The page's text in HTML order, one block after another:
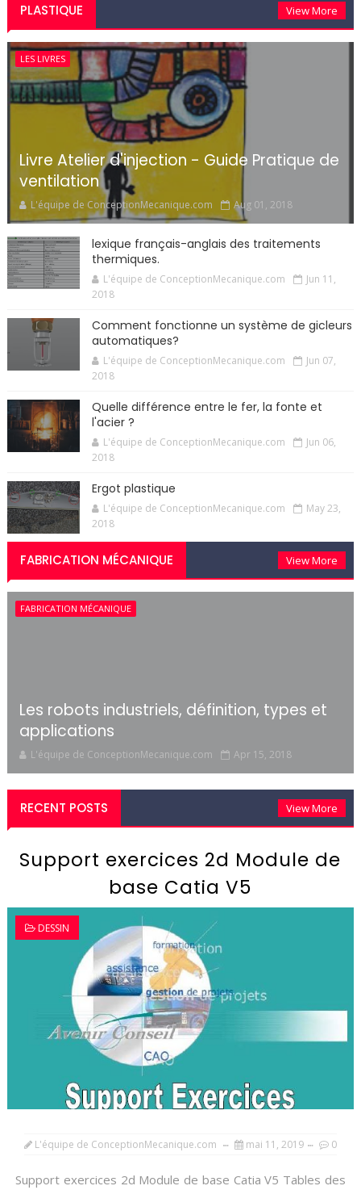
PLASTIQUE View More
LES LIVRES
Livre Atelier d'injection - Guide Pratique de
ventilation
L'équipe de ConceptionMecanique.com Aug 01, 2018
lexique français-anglais des traitements
thermiques.
L'équipe de ConceptionMecanique.com
Jun 11,
2018
Comment fonctionne un système de gicleurs
automatiques?
L'équipe de ConceptionMecanique.com
Jun 07,
2018
Quelle différence entre le fer, la fonte et
l'acier ?
L'équipe de ConceptionMecanique.com
Jun 06,
2018
Ergot plastique
L'équipe de ConceptionMecanique.com
May 23,
2018
FABRICATION MÉCANIQUE View More
FABRICATION MÉCANIQUE
Les robots industriels, définition, types et
applications
L'équipe de ConceptionMecanique.com Apr 15, 2018
RECENT POSTS View More
Support exercices 2d Module de
base Catia V5
DESSIN
L'équipe de ConceptionMecanique.com mai 11, 2019 0
Support exercices 2d Module de base Catia V5 Tables des